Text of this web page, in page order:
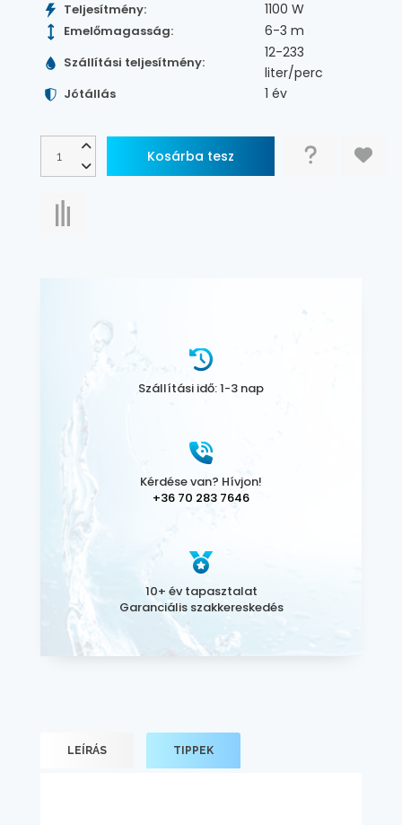
Teljesítmény: 1100 W
Emelőmagasság: 6-3 m
Szállítási teljesítmény:
12-233
liter/perc
Jótállás 1 év
Szállítási idő: 1-3 nap
Kérdése van? Hívjon!
+36 70 283 7646
10+ év tapasztalat
Garanciális szakkereskedés
LEÍRÁS TIPPEK